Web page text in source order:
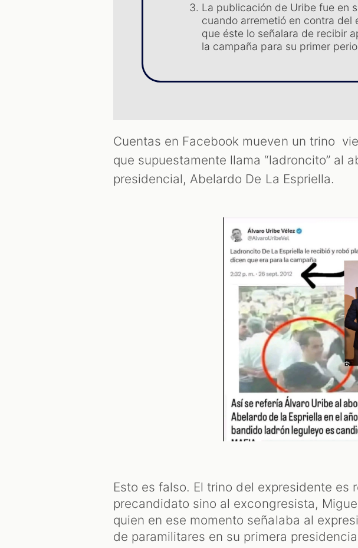
La publicación de Uribe fue en
cuando arremetió en contra del
que éste lo señalara de recibir
la campaña para su primer
Cuentas en Facebook mueven un trino
que supuestamente llama “ladroncito” al
presidencial, Abelardo De La Espriella.
Esto es falso. El trino del expresidente es
precandidato sino al excongresista,
quien en ese momento señalaba al
de paramilitares en su primera